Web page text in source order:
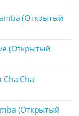
(Открытый
(Открытый
Cha
(Открытый